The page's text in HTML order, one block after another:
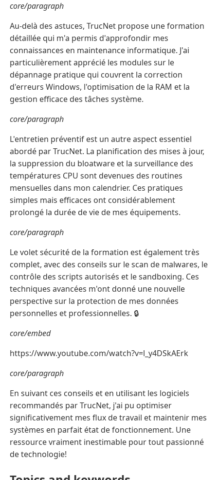
core/paragraph
Au-delà des astuces, TrucNet propose une formation
détaillée qui m'a permis d'approfondir mes
connaissances en maintenance informatique. J'ai
particulièrement apprécié les modules sur le
dépannage pratique qui couvrent la correction
d'erreurs Windows, l'optimisation de la RAM et la
gestion efficace des tâches système.
core/paragraph
L'entretien préventif est un autre aspect essentiel
abordé par TrucNet. La planification des mises à jour,
la suppression du bloatware et la surveillance des
températures CPU sont devenues des routines
mensuelles dans mon calendrier. Ces pratiques
simples mais efficaces ont considérablement
prolongé la durée de vie de mes équipements.
core/paragraph
Le volet sécurité de la formation est également très
complet, avec des conseils sur le scan de malwares, le
contrôle des scripts autorisés et le sandboxing. Ces
techniques avancées m'ont donné une nouvelle
perspective sur la protection de mes données
personnelles et professionnelles. 🔒
core/embed
https://www.youtube.com/watch?v=l_y4DSkAErk
core/paragraph
En suivant ces conseils et en utilisant les logiciels
recommandés par TrucNet, j'ai pu optimiser
significativement mes flux de travail et maintenir mes
systèmes en parfait état de fonctionnement. Une
ressource vraiment inestimable pour tout passionné
de technologie!